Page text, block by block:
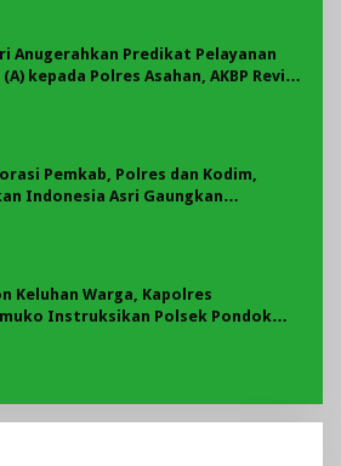
Anugerahkan Predikat Pelayanan
kepada Polres Asahan, AKBP Revi
Pemkab, Polres dan Kodim,
Indonesia Asri Gaungkan
Keluhan Warga, Kapolres
Instruksikan Polsek Pondok